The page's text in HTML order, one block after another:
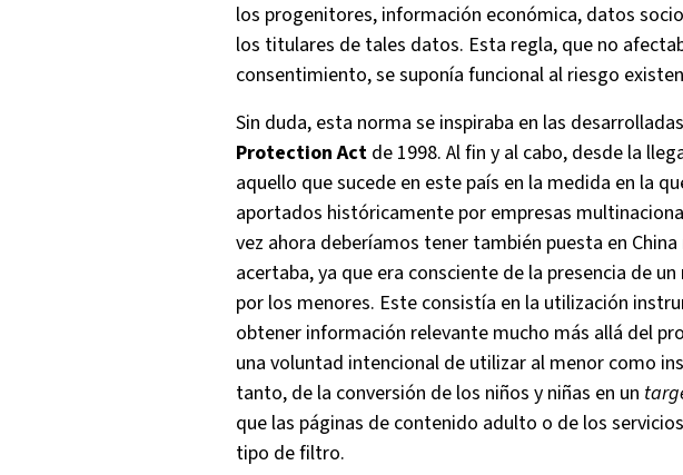
los progenitores, información económica, datos
los titulares de tales datos. Esta regla, que no
consentimiento, se suponía funcional al riesgo
Sin duda, esta norma se inspiraba en las
Protection Act de 1998. Al fin y al cabo, desde la
aquello que sucede en este país en la medida en la
aportados históricamente por empresas
vez ahora deberíamos tener también puesta en
acertaba, ya que era consciente de la presencia de
por los menores. Este consistía en la utilización
obtener información relevante mucho más allá del
una voluntad intencional de utilizar al menor como
tanto, de la conversión de los niños y niñas en un
que las páginas de contenido adulto o de los
tipo de filtro.